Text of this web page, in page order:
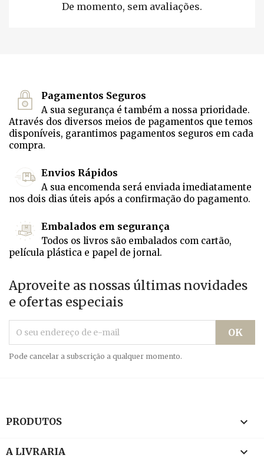
De momento, sem avaliações.
Pagamentos Seguros
A sua segurança é também a nossa prioridade.
Através dos diversos meios de pagamentos que temos
disponíveis, garantimos pagamentos seguros em cada
compra.
Envios Rápidos
A sua encomenda será enviada imediatamente
nos dois dias úteis após a confirmação do pagamento.
Embalados em segurança
Todos os livros são embalados com cartão,
película plástica e papel de jornal.
Aproveite as nossas últimas novidades
e ofertas especiais
Pode cancelar a subscrição a qualquer momento.
PRODUTOS 
A LIVRARIA 